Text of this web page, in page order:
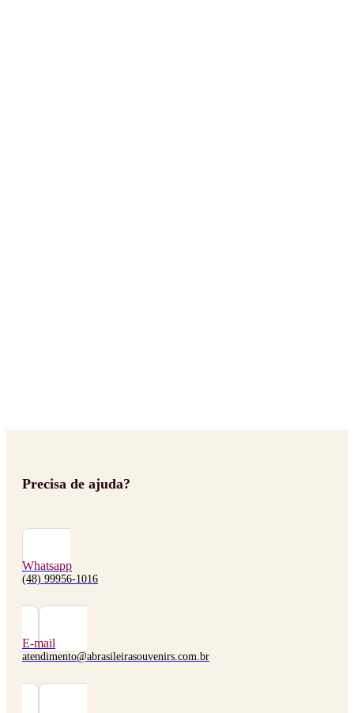
Precisa de ajuda?
Whatsapp
(48) 99956-1016
E-mail
atendimento@abrasileirasouvenirs.com.br